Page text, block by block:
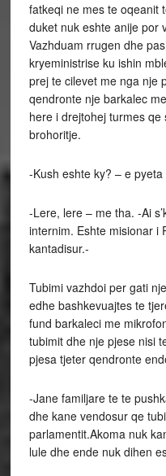
fatkeqi ne mes te oqeanit
duket nuk eshte anije por
Vazhduam rrugen dhe
kryeministrise ku ishin
prej te cilevet me nga nje
qendronte nje barkalec
here i drejtohej turmes
brohoritje.
-Kush eshte ky? – e pyeta
-Lere, lere – me tha. -Ai
internim. Eshte misionar i
kantadisur.-
Tubimi vazhdoi per gati
edhe bashkevuajtes te
fund barkaleci me
tubimit dhe nje pjese nisi
pjesa tjeter qendronte
-Jane familjare te te
dhe kane vendosur qe
parlamentit.Akoma nuk
lule dhe ende nuk dihen